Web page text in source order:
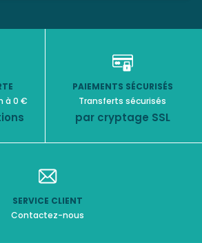
à 0 €
PAIEMENTS SÉCURISÉS
Transferts sécurisés
par cryptage SSL
SERVICE CLIENT
Contactez-nous